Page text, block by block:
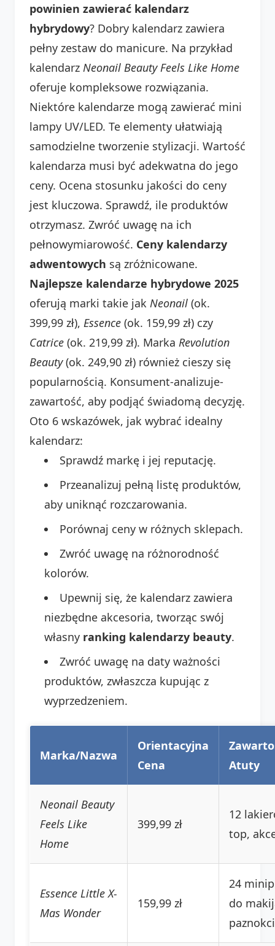
powinien zawierać kalendarz
hybrydowy? Dobry kalendarz zawiera
pełny zestaw do manicure. Na przykład
kalendarz Neonail Beauty Feels Like Home
oferuje kompleksowe rozwiązania.
Niektóre kalendarze mogą zawierać mini
lampy UV/LED. Te elementy ułatwiają
samodzielne tworzenie stylizacji. Wartość
kalendarza musi być adekwatna do jego
ceny. Ocena stosunku jakości do ceny
jest kluczowa. Sprawdź, ile produktów
otrzymasz. Zwróć uwagę na ich
pełnowymiarowość. Ceny kalendarzy
adwentowych są zróżnicowane.
Najlepsze kalendarze hybrydowe 2025
oferują marki takie jak Neonail (ok.
399,99 zł), Essence (ok. 159,99 zł) czy
Catrice (ok. 219,99 zł). Marka Revolution
Beauty(ok. 249,90 zł) również cieszy się
popularnością. Konsument-analizuje-
zawartość, aby podjąć świadomą decyzję.
Oto 6 wskazówek, jak wybrać idealny
kalendarz:
Sprawdź markę i jej reputację.
Przeanalizuj pełną listę produktów,
aby uniknąć rozczarowania.
Porównaj ceny w różnych sklepach.
Zwróć uwagę na różnorodność
kolorów.
Upewnij się, że kalendarz zawiera
niezbędne akcesoria, tworząc swój
własny ranking kalendarzy beauty.
Zwróć uwagę na daty ważności
produktów, zwłaszcza kupując z
wyprzedzeniem.
Marka/Nazwa
Orientacyjna
Cena
Atuty
Neonail Beauty
Feels Like
Home
399,99 zł
12
top,
Essence Little X-
Mas Wonder
159,99 zł
24
do
paznokci